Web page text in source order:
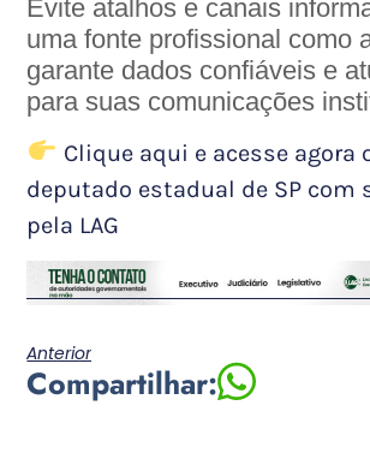
Evite atalhos e canais
uma fonte profissional como
garante dados confiáveis e
para suas comunicações
Clique aqui e acesse agora
deputado estadual de SP com
pela LAG
Anterior
Compartilhar: